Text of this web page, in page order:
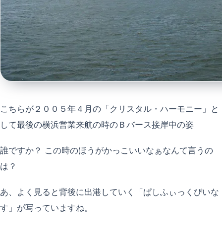
こちらが２００５年４月の「クリスタル・ハーモニー」と
して最後の横浜営業来航の時のＢバース接岸中の姿
誰ですか？ この時のほうがかっこいいなぁなんて言うの
は？
あ、よく見ると背後に出港していく「ぱしふぃっくびいな
す」が写っていますね。